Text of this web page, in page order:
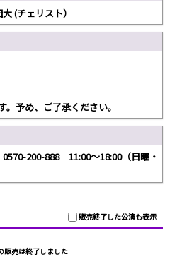
(チェリスト）
予め、ご了承ください。
200-888 11:00～18:00（日曜・
販売終了した公演も表示
販売は終了しました